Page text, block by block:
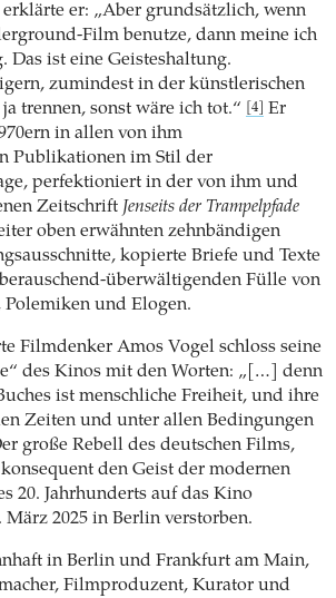
er: „Aber grundsätzlich, wenn
Film benutze, dann meine ich
Das ist eine Geisteshaltung.
zumindest in der künstlerischen
trennen, sonst wäre ich tot.“
[4]
Er
in allen von ihm
Publikationen im Stil der
perfektioniert in der von ihm und
Zeitschrift Jenseits der Trampelpfade
oben erwähnten zehnbändigen
kopierte Briefe und Texte
überwältigenden Fülle von
Polemiken und Elogen.
Filmdenker Amos Vogel schloss seine
des Kinos mit den Worten: „[…] denn
ist menschliche Freiheit, und ihre
Zeiten und unter allen Bedingungen
große Rebell des deutschen Films,
den Geist der modernen
20. Jahrhunderts auf das Kino
2025 in Berlin verstorben.
in Berlin und Frankfurt am Main,
Filmproduzent, Kurator und